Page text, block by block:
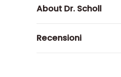
About Dr. Scholl
Recensioni